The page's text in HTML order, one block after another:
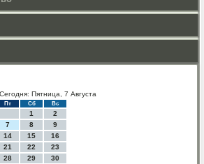
Сегодня: Пятница, 7 Августа
Пт Сб Вс
1
2
7 8
9
14 15
16
21 22
23
28 29
30